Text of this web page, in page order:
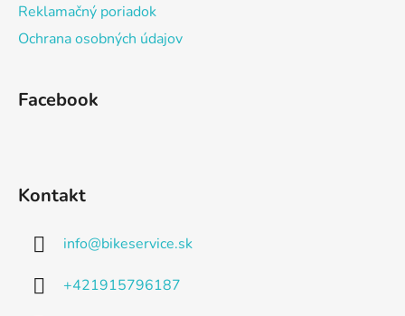
Reklamačný poriadok
Ochrana osobných údajov
Facebook
Kontakt
info@bikeservice.sk
+421915796187